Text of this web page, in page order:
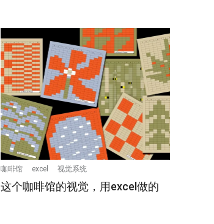
咖啡馆 excel 视觉系统
这个咖啡馆的视觉，用excel做的